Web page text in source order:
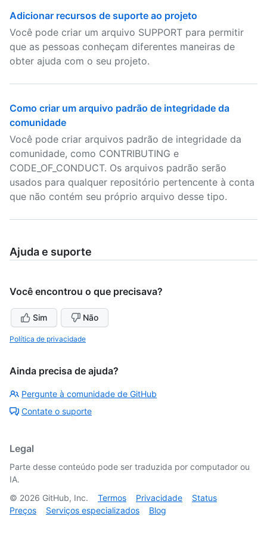
Adicionar recursos de suporte ao projeto
Você pode criar um arquivo SUPPORT para permitir
que as pessoas conheçam diferentes maneiras de
obter ajuda com o seu projeto.
Como criar um arquivo padrão de integridade da
comunidade
Você pode criar arquivos padrão de integridade da
comunidade, como CONTRIBUTING e
CODE_OF_CONDUCT. Os arquivos padrão serão
usados para qualquer repositório pertencente à conta
que não contém seu próprio arquivo desse tipo.
Ajuda e suporte
Você encontrou o que precisava?
Sim Não
Política de privacidade
Ainda precisa de ajuda?
Pergunte à comunidade de GitHub
Contate o suporte
Legal
Parte desse conteúdo pode ser traduzida por computador ou
IA.
© 2026 GitHub, Inc. Termos Privacidade
Status
Preços
Serviços especializados Blog